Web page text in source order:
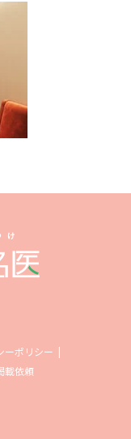
ーポリシー
載依頼